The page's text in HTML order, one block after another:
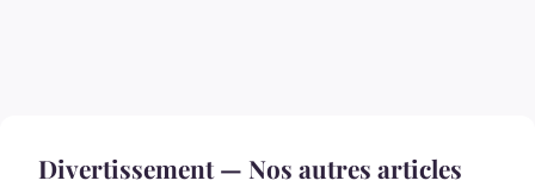
Divertissement — Nos autres articles